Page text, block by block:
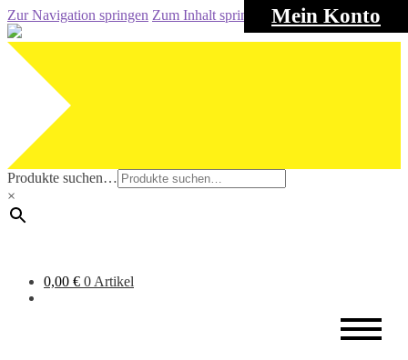
Mein Konto
Zur Navigation springen Zum Inhalt springen
Produkte suchen…
×
0,00 € 0 Artikel